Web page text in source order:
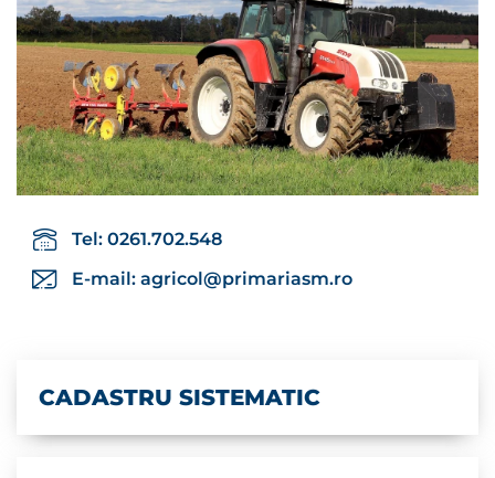
Tel: 0261.702.548
E-mail: agricol@primariasm.ro
CADASTRU SISTEMATIC